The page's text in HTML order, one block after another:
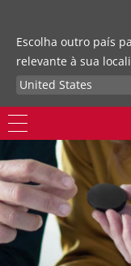
Escolha outro país
relevante à sua